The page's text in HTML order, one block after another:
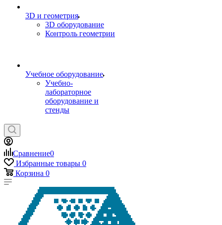
3D и геометрия
3D оборудование
Контроль геометрии
Учебное оборудование
Учебно-
лабораторное
оборудование и
стенды
Сравнение0
Избранные товары 0
Корзина 0